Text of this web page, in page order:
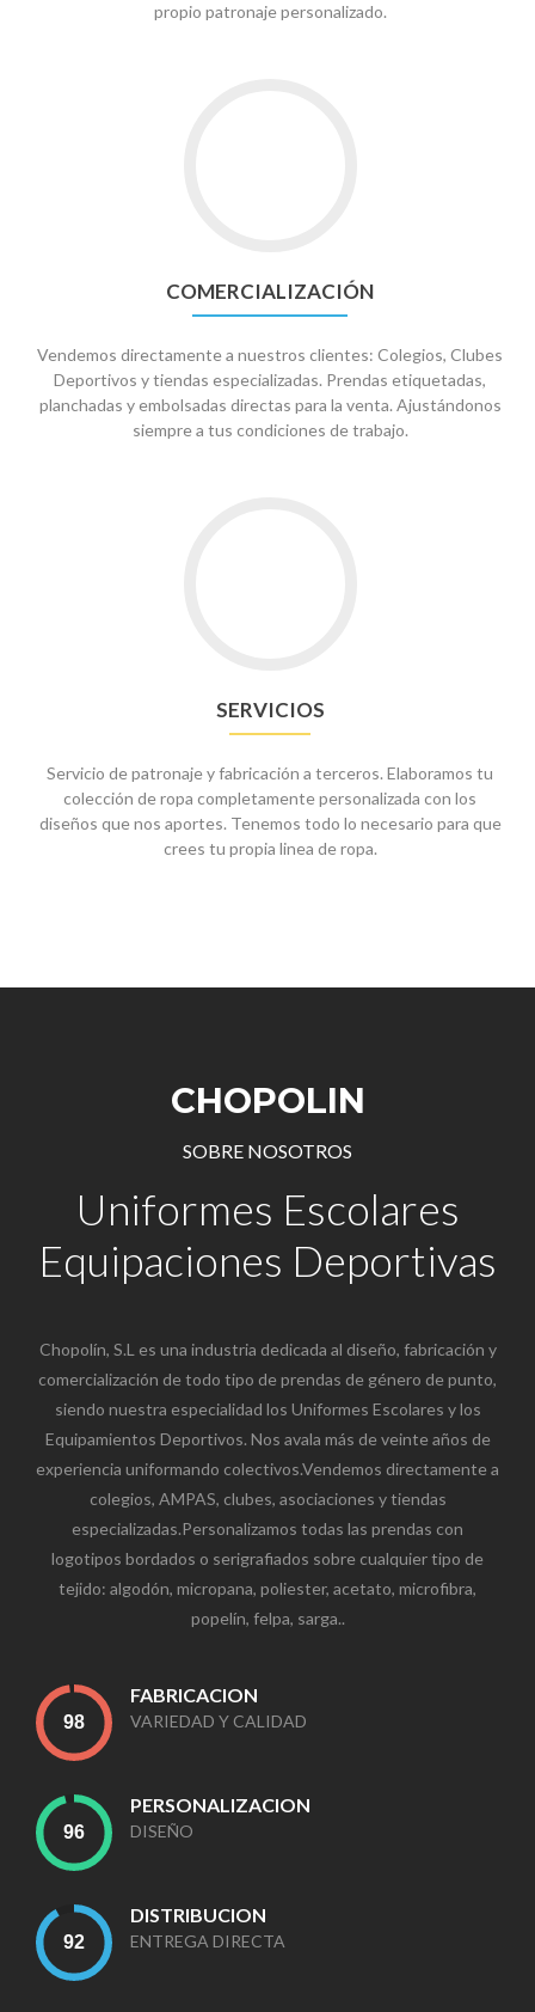
propio patronaje personalizado.
COMERCIALIZACIÓN
Vendemos directamente a nuestros clientes: Colegios, Clubes
Deportivos y tiendas especializadas. Prendas etiquetadas,
planchadas y embolsadas directas para la venta. Ajustándonos
siempre a tus condiciones de trabajo.
SERVICIOS
Servicio de patronaje y fabricación a terceros. Elaboramos tu
colección de ropa completamente personalizada con los
diseños que nos aportes. Tenemos todo lo necesario para que
crees tu propia linea de ropa.
CHOPOLIN
SOBRE NOSOTROS
Uniformes Escolares
Equipaciones Deportivas
Chopolín, S.L es una industria dedicada al diseño, fabricación y
comercialización de todo tipo de prendas de género de punto,
siendo nuestra especialidad los Uniformes Escolares y los
Equipamientos Deportivos. Nos avala más de veinte años de
experiencia uniformando colectivos.Vendemos directamente a
colegios, AMPAS, clubes, asociaciones y tiendas
especializadas.Personalizamos todas las prendas con
logotipos bordados o serigrafiados sobre cualquier tipo de
tejido: algodón, micropana, poliester, acetato, microfibra,
popelín, felpa, sarga..
FABRICACION
VARIEDAD Y CALIDAD
PERSONALIZACION
DISEÑO
DISTRIBUCION
ENTREGA DIRECTA